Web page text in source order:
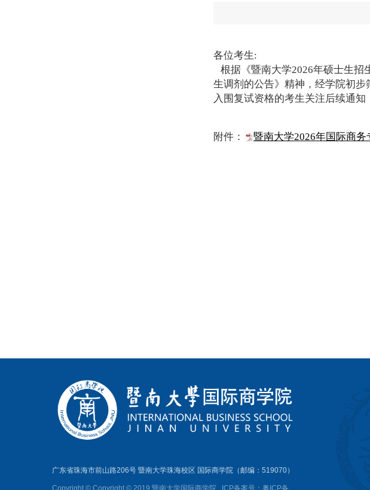
各位考生:
根据《暨南大学2026年硕士生招
生调剂的公告》精神，经学院初
入围复试资格的考生关注后续通知
附件： 暨南大学2026年国际商
广东省珠海市前山路206号 暨南大学珠海校区 国际商学院（邮编：519070）
Copyright © Copyright © 2019 暨南大学国际商学院 ICP备案号：粤ICP备